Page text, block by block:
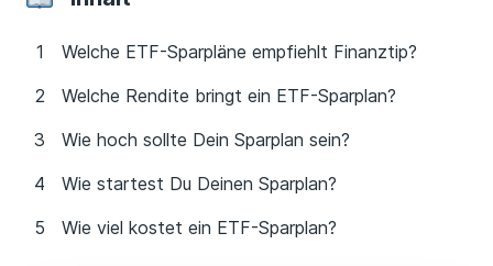
Welche ETF-Sparpläne empfiehlt Finanztip?
Welche Rendite bringt ein ETF-Sparplan?
Wie hoch sollte Dein Sparplan sein?
Wie startest Du Deinen Sparplan?
Wie viel kostet ein ETF-Sparplan?